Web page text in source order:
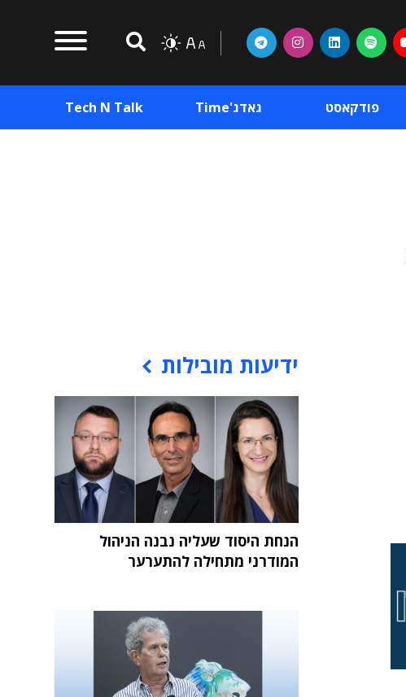
פודקאסט גאדג'Time Tech N Talk
ידיעות מובילות
הנחת היסוד שעליה נבנה הניהול
המודרני מתחילה להתערער